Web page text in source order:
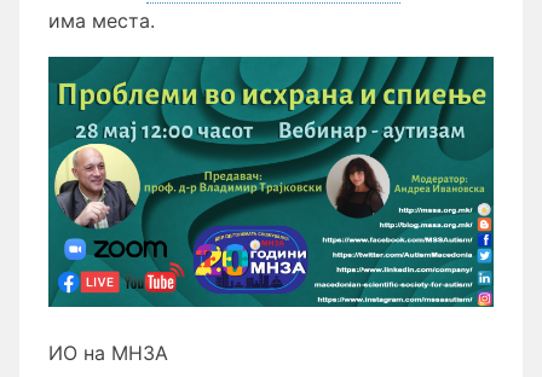
има места.
ИО на МНЗА